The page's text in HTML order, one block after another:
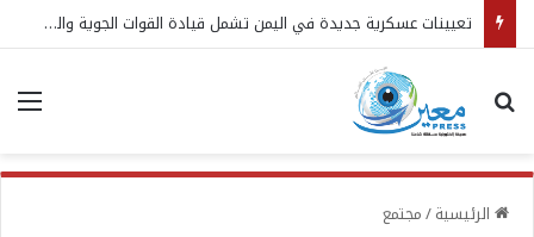
بحث عن
الرئيسية/مجتمع